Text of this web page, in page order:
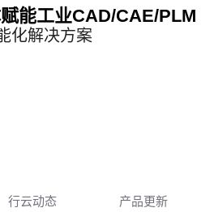
能工业CAD/CAE/PLM
化解决方案
行云动态
产品更新